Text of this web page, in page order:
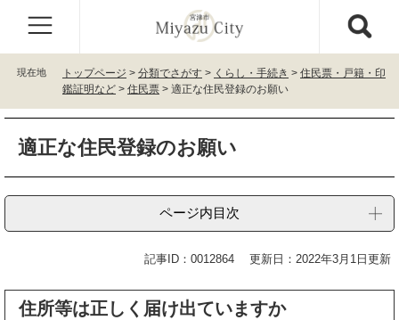
で
ば
本
文
現在地 トップページ > 分類でさがす > くらし・手続き > 住民票・戸籍・印
鑑証明など > 住民票 > 適正な住民登録のお願い
適正な住民登録のお願い
ページ内目次
記事ID：0012864 更新日：2022年3月1日更新
住所等は正しく届け出ていますか